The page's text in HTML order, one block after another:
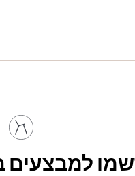
למבצעים